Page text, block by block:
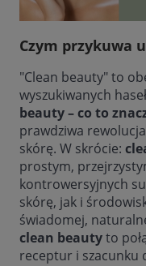
Czym przykuwa
"Clean beauty" to
wyszukiwanych
beauty – co to
prawdziwa
skórę. W skrócie:
prostym,
kontrowersyjnych
skórę, jak i
świadomej,
clean beautyto
receptur i szacunku